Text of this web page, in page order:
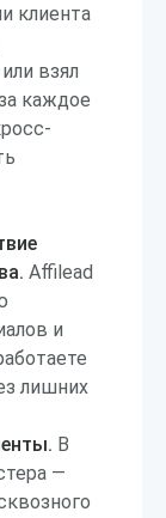
клиента
взял
каждое
Affilead
и
лишних
В
—